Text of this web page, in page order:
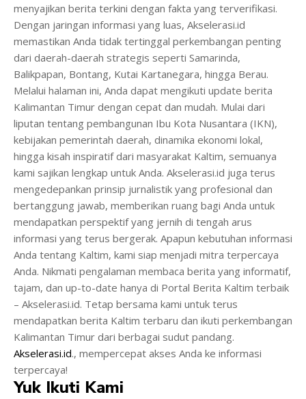
menyajikan berita terkini dengan fakta yang terverifikasi.
Dengan jaringan informasi yang luas, Akselerasi.id
memastikan Anda tidak tertinggal perkembangan penting
dari daerah-daerah strategis seperti Samarinda,
Balikpapan, Bontang, Kutai Kartanegara, hingga Berau.
Melalui halaman ini, Anda dapat mengikuti update berita
Kalimantan Timur dengan cepat dan mudah. Mulai dari
liputan tentang pembangunan Ibu Kota Nusantara (IKN),
kebijakan pemerintah daerah, dinamika ekonomi lokal,
hingga kisah inspiratif dari masyarakat Kaltim, semuanya
kami sajikan lengkap untuk Anda. Akselerasi.id juga terus
mengedepankan prinsip jurnalistik yang profesional dan
bertanggung jawab, memberikan ruang bagi Anda untuk
mendapatkan perspektif yang jernih di tengah arus
informasi yang terus bergerak. Apapun kebutuhan informasi
Anda tentang Kaltim, kami siap menjadi mitra terpercaya
Anda. Nikmati pengalaman membaca berita yang informatif,
tajam, dan up-to-date hanya di Portal Berita Kaltim terbaik
– Akselerasi.id. Tetap bersama kami untuk terus
mendapatkan berita Kaltim terbaru dan ikuti perkembangan
Kalimantan Timur dari berbagai sudut pandang.
Akselerasi.id., mempercepat akses Anda ke informasi
terpercaya!
Yuk Ikuti Kami